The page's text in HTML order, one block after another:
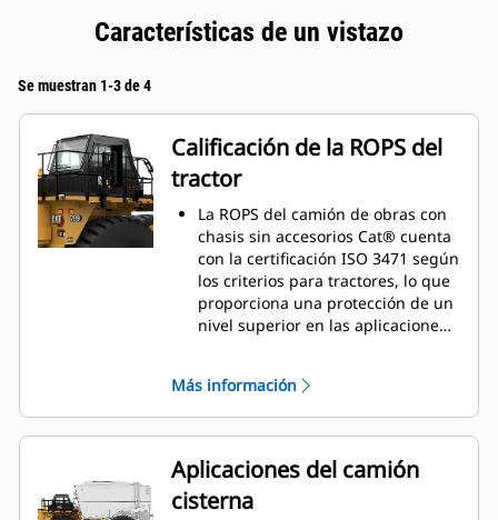
Características de un vistazo
Se muestran 1-3 de 4
Calificación de la ROPS del
tractor
La ROPS del camión de obras con
chasis sin accesorios Cat® cuenta
con la certificación ISO 3471 según
los criterios para tractores, lo que
proporciona una protección de un
nivel superior en las aplicaciones
Más información
Aplicaciones del camión
cisterna